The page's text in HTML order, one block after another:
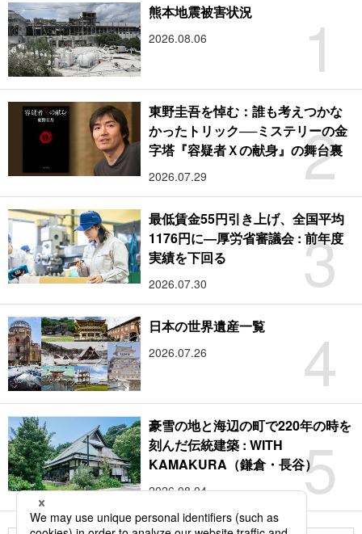
1
熊本地震被害状況
2026.08.06
2
東野圭吾を悼む：誰も考えつかな
かったトリック──ミステリーの金
字塔『容疑者Ｘの献身』の舞台裏
2026.07.29
3
最低賃金55円引き上げ、全国平均
1176円に―厚労省審議会 : 前年度
実績を下回る
2026.07.30
4
日本の世界遺産一覧
2026.07.26
5
豪雪の地と海辺の町で220年の時を
刻んだ伝統建築 : WITH
KAMAKURA（鎌倉・長谷）
2026.08.04